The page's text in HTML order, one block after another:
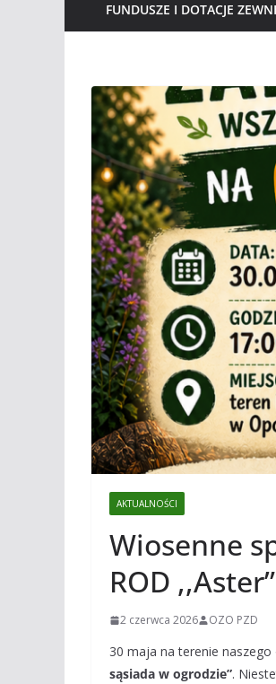
FUNDUSZE I DOTACJE
AKTUALNOŚCI
Wiosenne
ROD
2 czerwca 2026 OZO PZD
30 maja na terenie
sąsiada w ogrodzie”.